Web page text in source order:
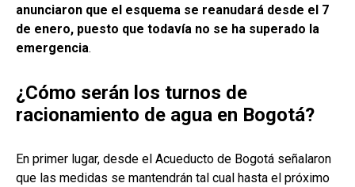
anunciaron que el esquema se reanudará desde el 7
de enero, puesto que todavía no se ha superado la
emergencia.
¿Cómo serán los turnos de
racionamiento de agua en Bogotá?
En primer lugar, desde el Acueducto de Bogotá señalaron
que las medidas se mantendrán tal cual hasta el próximo